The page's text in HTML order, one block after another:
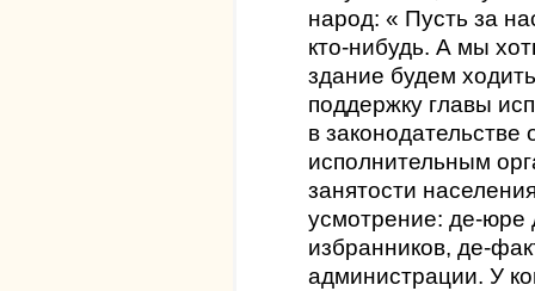
народ: « Пусть за
кто-нибудь. А мы
здание будем
поддержку главы
в законодательстве
исполнительным
занятости
усмотрение: де-юре
избранников, де-
администрации. У